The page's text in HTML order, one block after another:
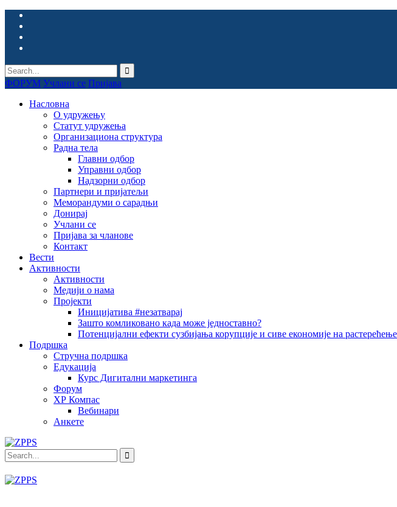
ФОРУМ Учлани се Пријава
Насловна
О удружењу
Статут удружења
Организациона структура
Радна тела
Главни одбор
Управни одбор
Надзорни одбор
Партнери и пријатељи
Меморандуми о сарадњи
Донирај
Учлани се
Пријава за чланове
Контакт
Вести
Активности
Активности
Медији о нама
Пројекти
Иницијатива #незатварај
Зашто комликовано када може једноставно?
Потенцијални ефекти сузбијања корупције и сиве економије на
Подршка
Стручна подршка
Едукација
Курс Дигитални маркетинга
Форум
ХР Компас
Вебинари
Анкете